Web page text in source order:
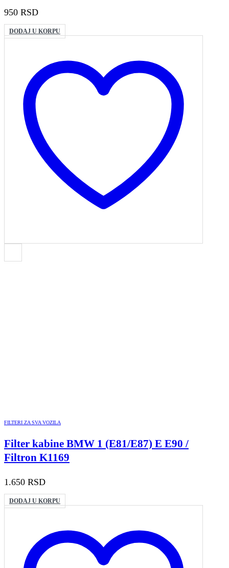
950 RSD
DODAJ U KORPU
FILTERI ZA SVA VOZILA
Filter kabine BMW 1 (E81/E87) E E90 /
Filtron K1169
1.650 RSD
DODAJ U KORPU